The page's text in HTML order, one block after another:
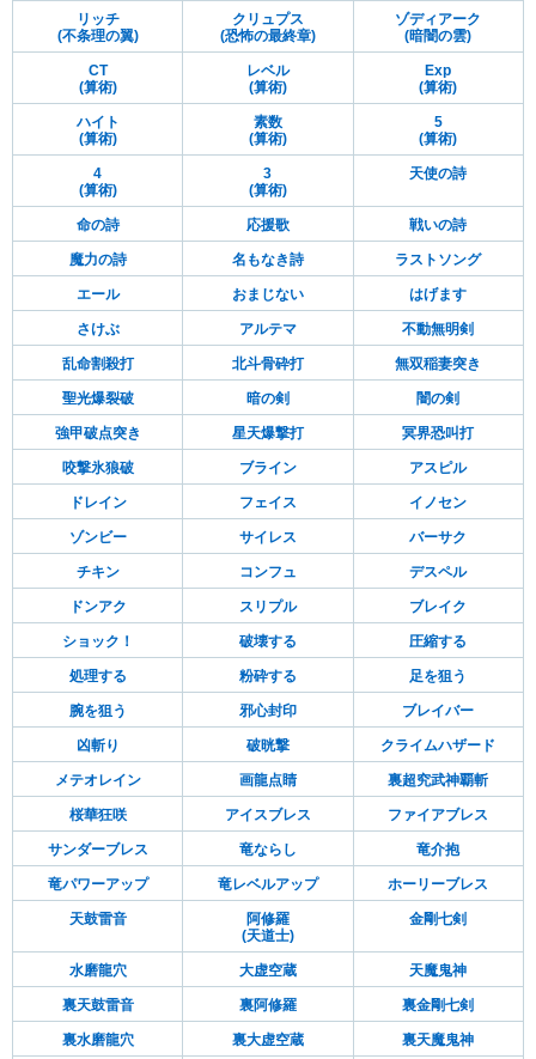
リッチ
(不条理の翼)
クリュプス
(恐怖の最終章)
ゾディアーク
(暗闇の雲)
CT
(算術)
レベル
(算術)
Exp
(算術)
ハイト
(算術)
素数
(算術)
5
(算術)
4
(算術)
3
(算術)
天使の詩
命の詩 応援歌 戦いの詩
魔力の詩 名もなき詩 ラストソング
エール おまじない はげます
さけぶ アルテマ 不動無明剣
乱命割殺打 北斗骨砕打 無双稲妻突き
聖光爆裂破 暗の剣 闇の剣
強甲破点突き 星天爆撃打 冥界恐叫打
咬撃氷狼破 ブライン アスピル
ドレイン フェイス イノセン
ゾンビー サイレス バーサク
チキン コンフュ デスペル
ドンアク スリプル ブレイク
ショック！ 破壊する 圧縮する
処理する 粉砕する 足を狙う
腕を狙う 邪心封印 ブレイバー
凶斬り 破晄撃 クライムハザード
メテオレイン 画龍点睛 裏超究武神覇斬
桜華狂咲 アイスブレス ファイアブレス
サンダーブレス 竜ならし 竜介抱
竜パワーアップ 竜レベルアップ ホーリーブレス
天鼓雷音
阿修羅
(天道士)
金剛七剣
水磨龍穴 大虚空蔵 天魔鬼神
裏天鼓雷音 裏阿修羅 裏金剛七剣
裏水磨龍穴 裏大虚空蔵 裏天魔鬼神